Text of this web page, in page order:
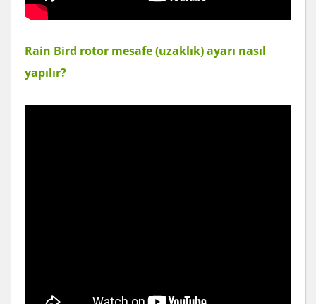
Rain Bird rotor mesafe (uzaklık) ayarı nasıl
yapılır?